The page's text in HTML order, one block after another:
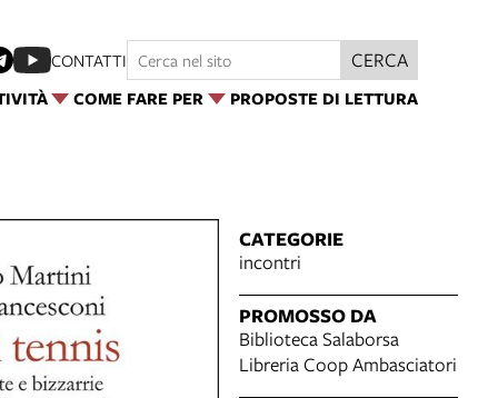
COME FARE PER PROPOSTE DI LETTURA
CONTATTI CERCA
CATEGORIE
incontri
PROMOSSO DA
Biblioteca Salaborsa
Libreria Coop Ambasciatori